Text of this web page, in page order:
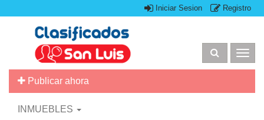
Iniciar Sesion Registro
Publicar ahora
INMUEBLES